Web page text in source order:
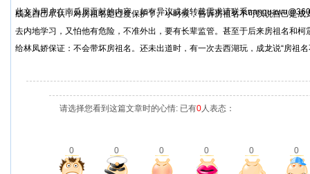
成龙自己承认，对房祖名是过度保护了。小时候，告诉房祖名不可以说自己是成
去内地学习，又怕他有危险，不准外出，要有长辈监管。甚至于后来房祖名和
给林凤娇保证：不会带坏房祖名。还未出道时，有一次去西湖玩，成龙说“房祖
后是他的保镖们，四面墙，将他锁起来。
《人工墙》歌词里有苦闷，“不让我的躯体灵魂受伤”；有感恩，“谢谢你，不让
后来成龙听到这首歌，也很受感动，原来儿子多么渴望自由，那么就放手了，放
此文为用户在南瓜屋贡献的内容，如有异议或者转载需求请联系
请选择您看到这篇文章时的心情: 已有0人表态：
0 0 0 0 0 0